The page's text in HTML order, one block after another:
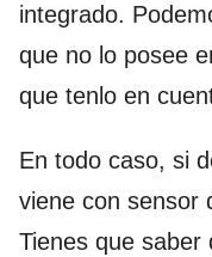
integrado.
que no lo posee
que tenlo en
En todo caso, si
viene con sensor
Tienes que